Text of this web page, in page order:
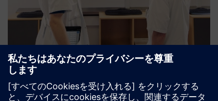
Patient Flow Efficiency
到着から退院までの患者の流れを完全かつ効率的に制御